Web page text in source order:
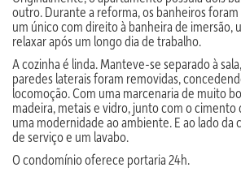
outro. Durante a reforma, os banheiros
um único com direito à banheira de imersão,
relaxar após um longo dia de trabalho.
A cozinha é linda. Manteve-se separado à
paredes laterais foram removidas,
locomoção. Com uma marcenaria de muito
madeira, metais e vidro, junto com o
uma modernidade ao ambiente. E ao lado da
de serviço e um lavabo.
O condomínio oferece portaria 24h.